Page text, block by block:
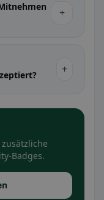
+
+
Badges.